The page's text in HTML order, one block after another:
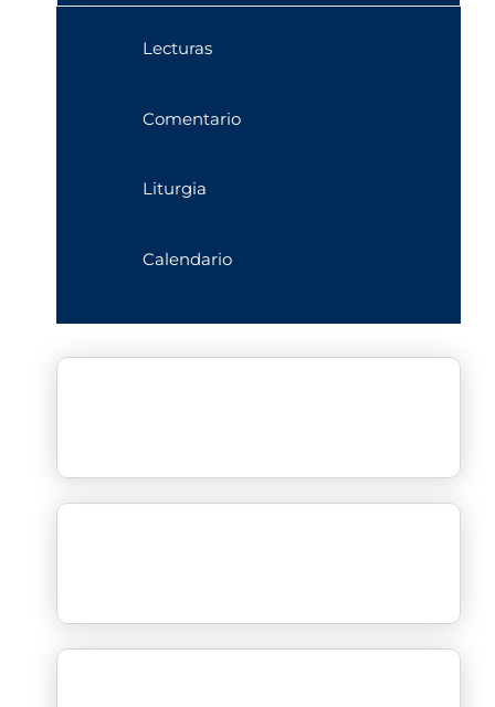
Lecturas
Comentario
Liturgia
Calendario